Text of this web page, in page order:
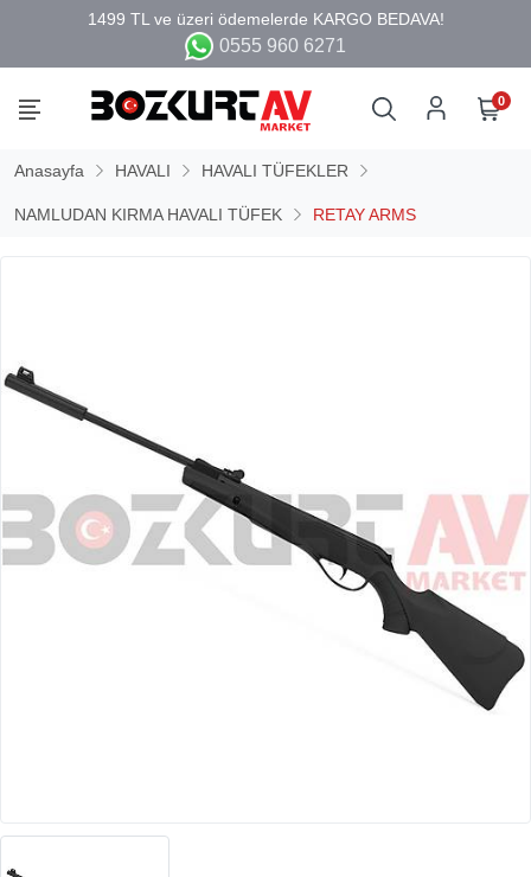
0555 960 6271
0
Anasayfa HAVALI HAVALI TÜFEKLER
NAMLUDAN KIRMA HAVALI TÜFEK RETAY ARMS